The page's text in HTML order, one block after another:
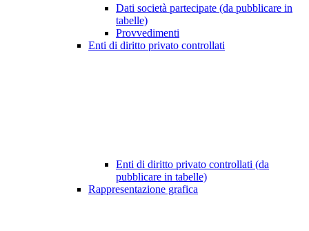
Dati società partecipate (da pubblicare in
tabelle)
Provvedimenti
Enti di diritto privato controllati
Enti di diritto privato controllati (da
pubblicare in tabelle)
Rappresentazione grafica